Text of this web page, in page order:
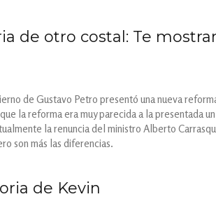
de otro costal: Te
de Gustavo Petro presentó una nueva
la reforma era muy parecida a la presentada
la renuncia del ministro Alberto
son más las diferencias.
de Kevin